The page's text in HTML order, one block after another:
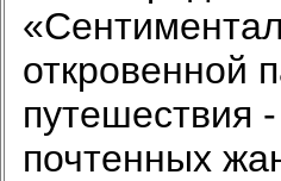
откровенной
путешествия
почтенных